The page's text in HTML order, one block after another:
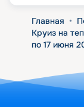
Главная •
Круиз на
по 17 июня